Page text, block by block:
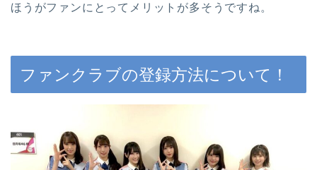
ほうがファンにとってメリットが多そうですね。
ファンクラブの登録方法について！